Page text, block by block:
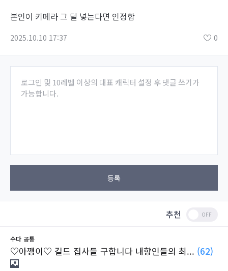
본인이 키메라 그 딜 넣는다면 인정함
2025.10.10 17:37 0
로그인 및 10레벨 이상의 대표 캐릭터 설정 후 댓글 쓰기가
가능합니다.
등록
추천
수다 공통
♡아깽이♡ 길드 집사들 구합니다 내향인들의 최... (62)